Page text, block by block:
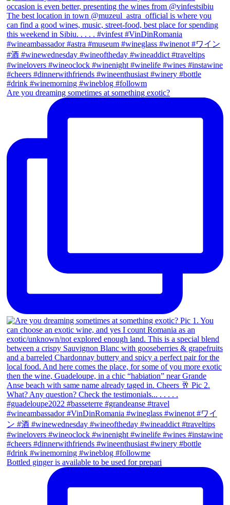
Are you dreaming sometimes at something exotic?
Bottled ginger is available to be used for prepari